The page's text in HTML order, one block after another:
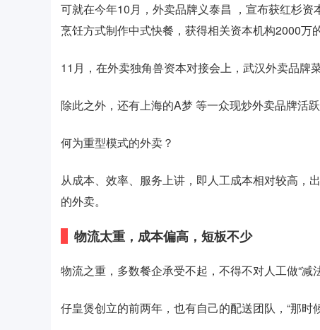
可就在今年10月，外卖品牌义泰昌 ，宣布获红杉
烹饪方式制作中式快餐，获得相关资本机构2000万的
11月，在外卖独角兽资本对接会上，武汉外卖品牌
除此之外，还有上海的A梦 等一众现炒外卖品牌活
何为重型模式的外卖？
从成本、效率、服务上讲，即人工成本相对较高，
的外卖。
物流太重，成本偏高，短板不少
物流之重，多数餐企承受不起，不得不对人工做“减法
仔皇煲创立的前两年，也有自己的配送团队，“那